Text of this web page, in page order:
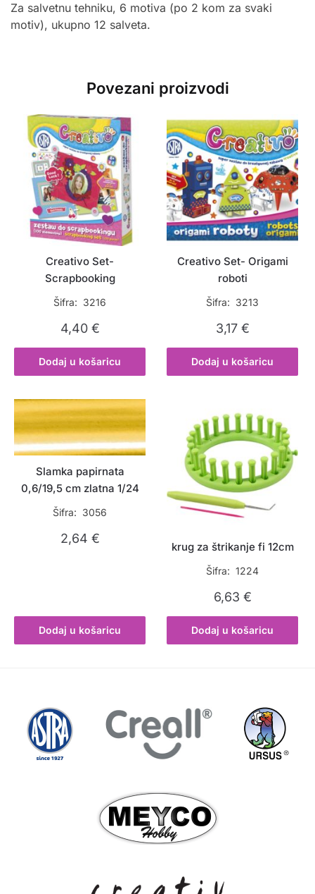
Za salvetnu tehniku, 6 motiva (po 2 kom za svaki
motiv), ukupno 12 salveta.
Povezani proizvodi
Creativo Set-
Scrapbooking
Šifra: 3216
4,40 €
Dodaj u košaricu
Creativo Set- Origami
roboti
Šifra: 3213
3,17 €
Dodaj u košaricu
Slamka papirnata
0,6/19,5 cm zlatna 1/24
Šifra: 3056
2,64 €
Dodaj u košaricu
krug za štrikanje fi 12cm
Šifra: 1224
6,63 €
Dodaj u košaricu